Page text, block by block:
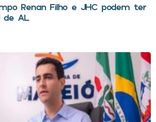
Renan Filho e JHC podem ter
de AL